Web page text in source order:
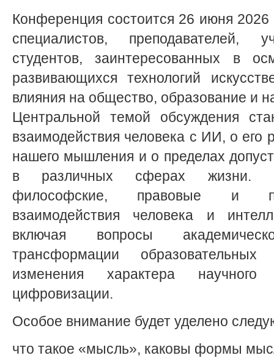
Конференция состоится 26 июня 2026
специалистов, преподавателей,
студентов, заинтересованных в
развивающихся технологий
влияния на общество, образование и
Центральной темой обсуждения
взаимодействия человека с ИИ, о
нашего мышления и о пределах
в различных сферах жизни.
философские, правовые и
взаимодействия человека и
включая вопросы
трансформации
изменения характера
цифровизации.
Особое внимание будет уделено
что такое «мысль», каковы формы